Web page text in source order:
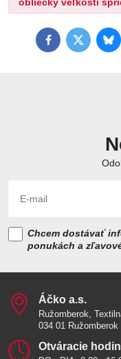
FacebookTwitter
Chcem dostávať
ponukách a
Áčko a​.s​.
Ružomberok,
034 01 Ružomberok
Otváracie